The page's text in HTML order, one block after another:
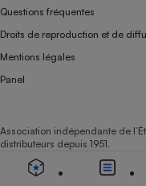
Questions fréquentes
Droits de reproduction et de
Mentions légales
Panel
Association indépendante de
distributeurs depuis 1951.